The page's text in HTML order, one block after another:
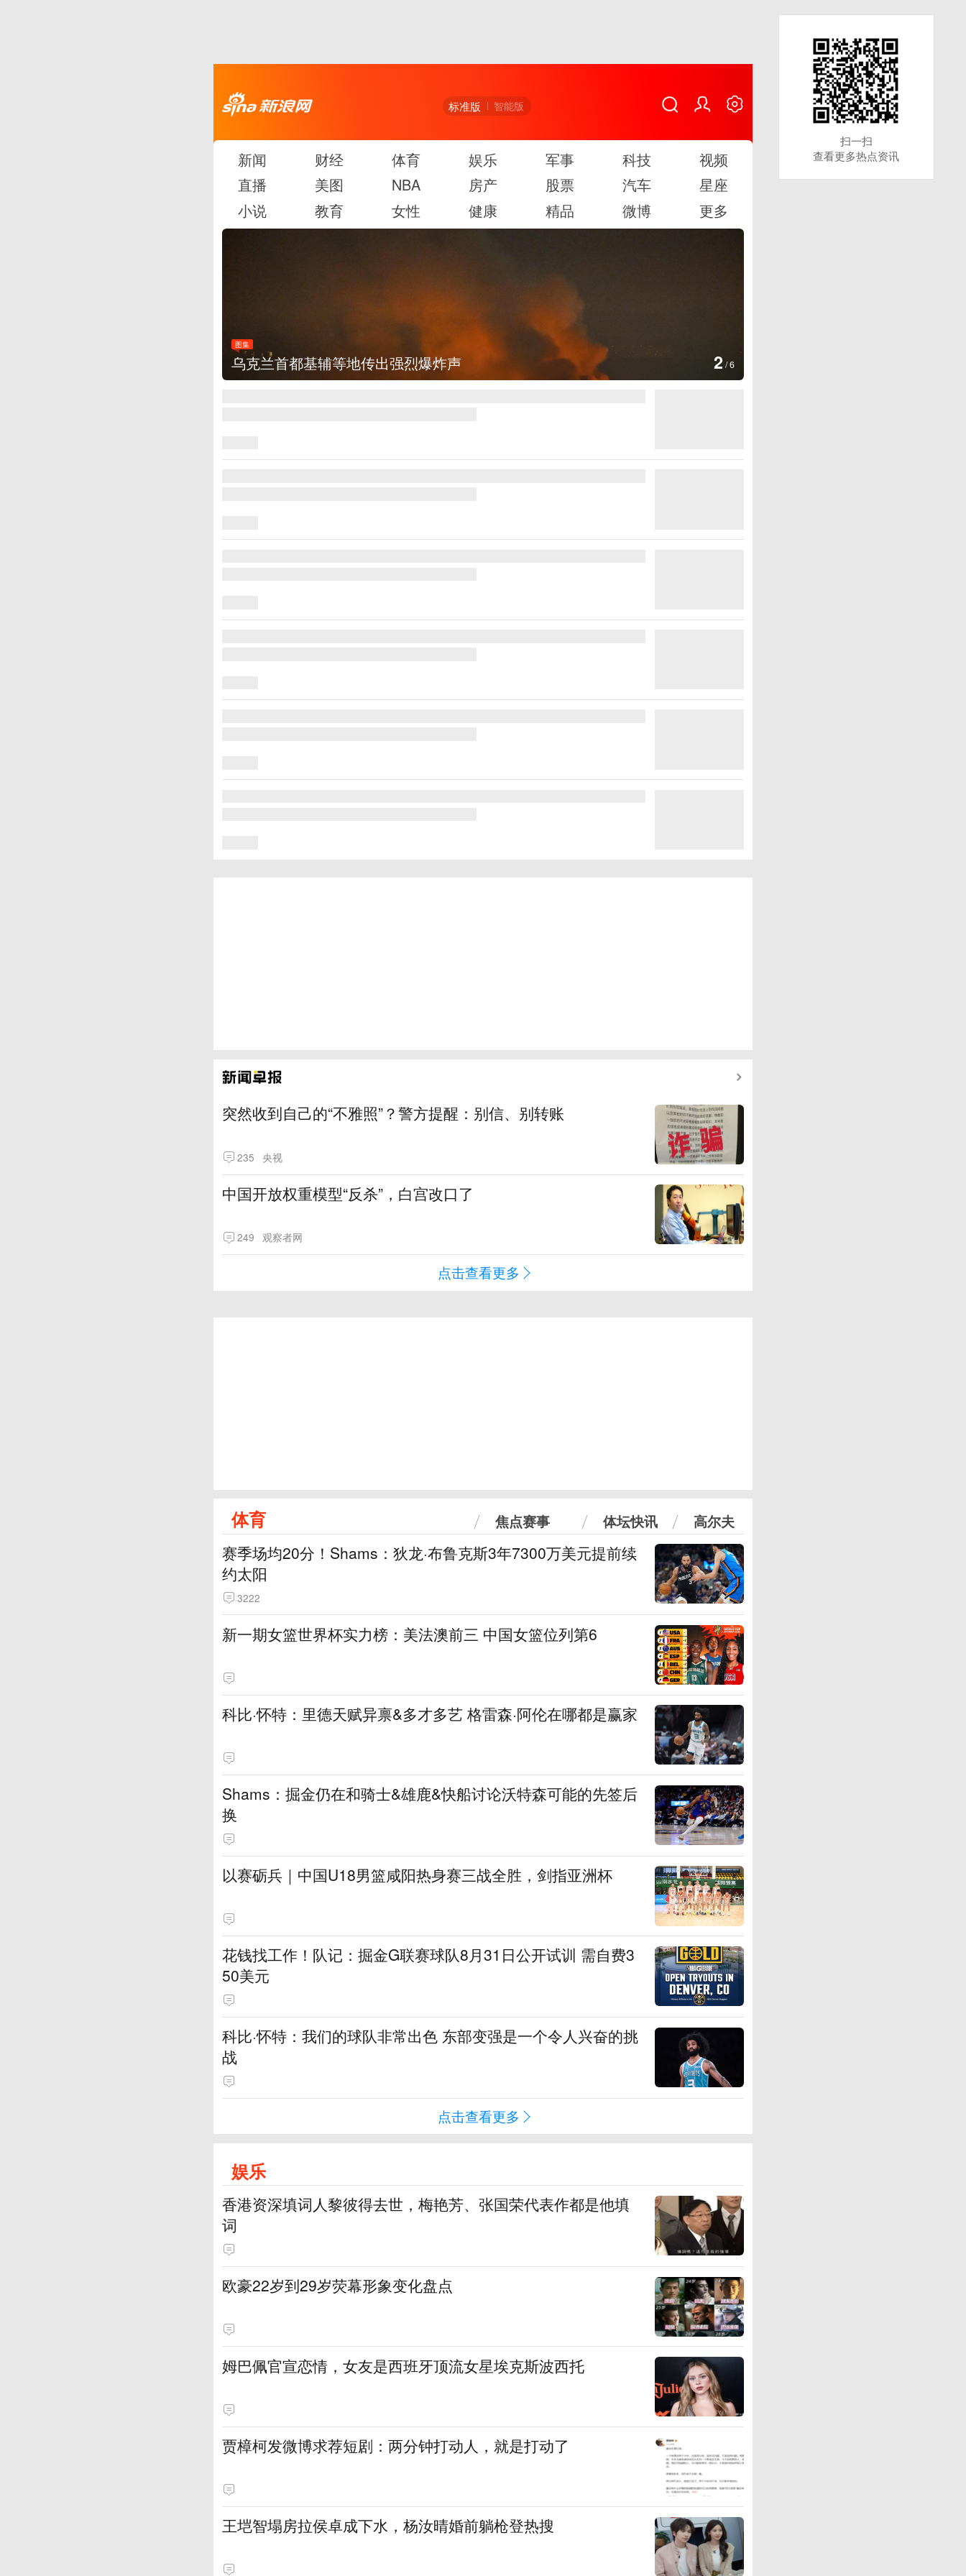
标准版 智能版
新闻 财经 体育 娱乐 军事 科技
视频
直播
美图 NBA 房产 股票 汽车
星座
小说
教育 女性 健康 精品 微博 更多
图集
美国：肯尼迪宣布医疗改革新举措 3 /6
突然收到自己的“不雅照”？警方提醒：别信、别转账
235 央视
中国开放权重模型“反杀”，白宫改口了
249 观察者网
点击查看更多
体育 焦点赛事 体坛快讯 高尔夫
赛季场均20分！Shams：狄龙·布鲁克斯3年7300万美元提前续
约太阳
3222
新一期女篮世界杯实力榜：美法澳前三 中国女篮位列第6
科比·怀特：里德天赋异禀&多才多艺 格雷森·阿伦在哪都是赢家
Shams：掘金仍在和骑士&雄鹿&快船讨论沃特森可能的先签后
换
以赛砺兵｜中国U18男篮咸阳热身赛三战全胜，剑指亚洲杯
花钱找工作！队记：掘金G联赛球队8月31日公开试训 需自费3
50美元
科比·怀特：我们的球队非常出色 东部变强是一个令人兴奋的挑
战
点击查看更多
娱乐
香港资深填词人黎彼得去世，梅艳芳、张国荣代表作都是他填
词
欧豪22岁到29岁荧幕形象变化盘点
姆巴佩官宣恋情，女友是西班牙顶流女星埃克斯波西托
贾樟柯发微博求荐短剧：两分钟打动人，就是打动了
王垲智塌房拉侯卓成下水，杨汝晴婚前躺枪登热搜
扫一扫
查看更多热点资讯
扫一扫
查看更多热点资讯